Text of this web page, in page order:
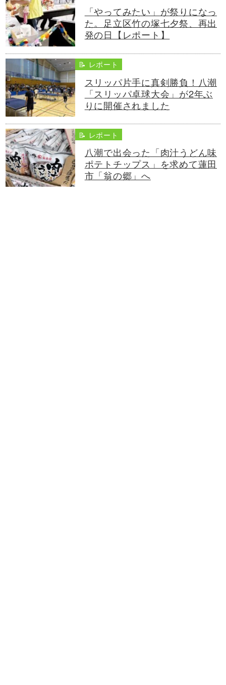
「やってみたい」が祭りになっ
た。足立区竹の塚七夕祭、再出
発の日【レポート】
📝 レポート
スリッパ片手に真剣勝負！八潮
「スリッパ卓球大会」が2年ぶ
りに開催されました
📝 レポート
八潮で出会った「肉汁うどん味
ポテトチップス」を求めて蓮田
市「翁の郷」へ